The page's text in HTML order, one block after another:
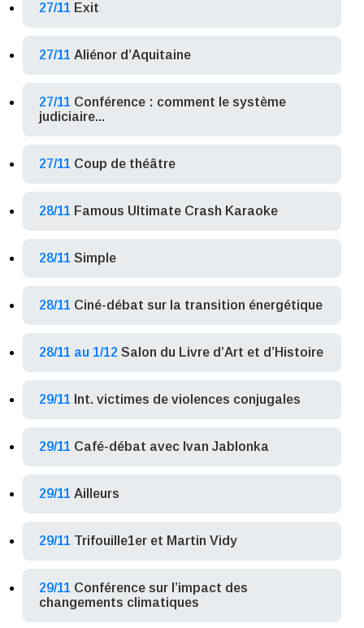
27/11 Exit
27/11 Aliénor d’Aquitaine
27/11 Conférence : comment le système
judiciaire...
27/11 Coup de théâtre
28/11 Famous Ultimate Crash Karaoke
28/11 Simple
28/11 Ciné-débat sur la transition énergétique
28/11 au 1/12 Salon du Livre d’Art et d’Histoire
29/11 Int. victimes de violences conjugales
29/11 Café-débat avec Ivan Jablonka
29/11 Ailleurs
29/11 Trifouille1er et Martin Vidy
29/11 Conférence sur l’impact des
changements climatiques